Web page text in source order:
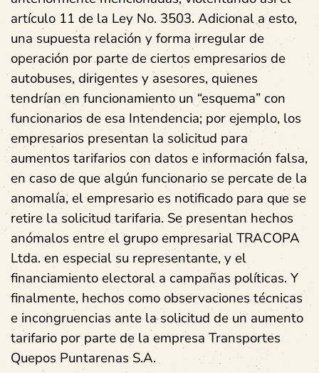
artículo 11 de la Ley No. 3503. Adicional a esto,
una supuesta relación y forma irregular de
operación por parte de ciertos empresarios de
autobuses, dirigentes y asesores, quienes
tendrían en funcionamiento un “esquema” con
funcionarios de esa Intendencia; por ejemplo, los
empresarios presentan la solicitud para
aumentos tarifarios con datos e información falsa,
en caso de que algún funcionario se percate de la
anomalía, el empresario es notificado para que se
retire la solicitud tarifaria. Se presentan hechos
anómalos entre el grupo empresarial TRACOPA
Ltda. en especial su representante, y el
financiamiento electoral a campañas políticas. Y
finalmente, hechos como observaciones técnicas
e incongruencias ante la solicitud de un aumento
tarifario por parte de la empresa Transportes
Quepos Puntarenas S.A.